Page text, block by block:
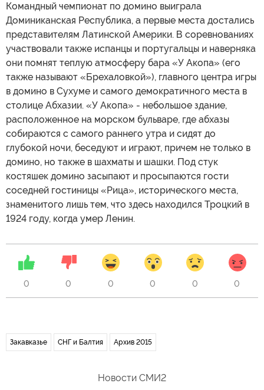
Командный чемпионат по домино выиграла
Доминиканская Республика, а первые места достались
представителям Латинской Америки. В соревнованиях
участвовали также испанцы и португальцы и наверняка
они помнят теплую атмосферу бара «У Акопа» (его
также называют «Брехаловкой»), главного центра игры
в домино в Сухуме и самого демократичного места в
столице Абхазии. «У Акопа» - небольшое здание,
расположенное на морском бульваре, где абхазы
собираются с самого раннего утра и сидят до
глубокой ночи, беседуют и играют, причем не только в
домино, но также в шахматы и шашки. Под стук
костяшек домино засыпают и просыпаются гости
соседней гостиницы «Рица», исторического места,
знаменитого лишь тем, что здесь находился Троцкий в
1924 году, когда умер Ленин.
0 0 0 0 0 0
Закавказье СНГ и Балтия Архив 2015
Новости СМИ2